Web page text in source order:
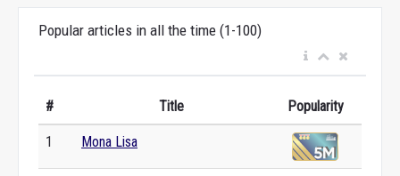
Popular articles in all the time (1-100)
# Title Popularity
1 Mona Lisa